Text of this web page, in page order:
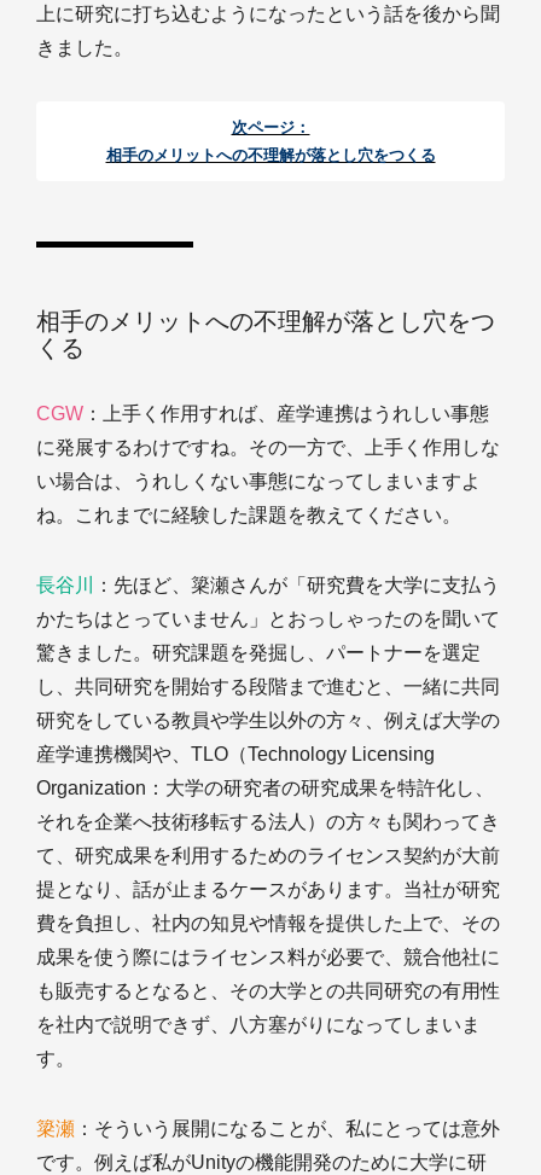
上に研究に打ち込むようになったという話を後から聞
きました。
次ページ：
相手のメリットへの不理解が落とし穴をつくる
相手のメリットへの不理解が落とし穴をつ
くる
CGW ：上手く作用すれば、産学連携はうれしい事態
に発展するわけですね。その一方で、上手く作用しな
い場合は、うれしくない事態になってしまいますよ
ね。これまでに経験した課題を教えてください。
長谷川
：先ほど、簗瀬さんが「研究費を大学に支払う
かたちはとっていません」とおっしゃったのを聞いて
驚きました。研究課題を発掘し、パートナーを選定
し、共同研究を開始する段階まで進むと、一緒に共同
研究をしている教員や学生以外の方々、例えば大学の
産学連携機関や、TLO（Technology Licensing
Organization：大学の研究者の研究成果を特許化し、
それを企業へ技術移転する法人）の方々も関わってき
て、研究成果を利用するためのライセンス契約が大前
提となり、話が止まるケースがあります。当社が研究
費を負担し、社内の知見や情報を提供した上で、その
成果を使う際にはライセンス料が必要で、競合他社に
も販売するとなると、その大学との共同研究の有用性
を社内で説明できず、八方塞がりになってしまいま
す。
簗瀬 ：そういう展開になることが、私にとっては意外
です。例えば私がUnityの機能開発のために大学に研